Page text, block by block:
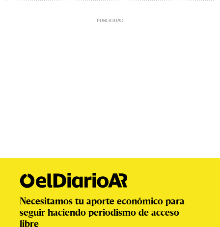
Necesitamos tu aporte económico para
seguir haciendo periodismo de acceso
libre